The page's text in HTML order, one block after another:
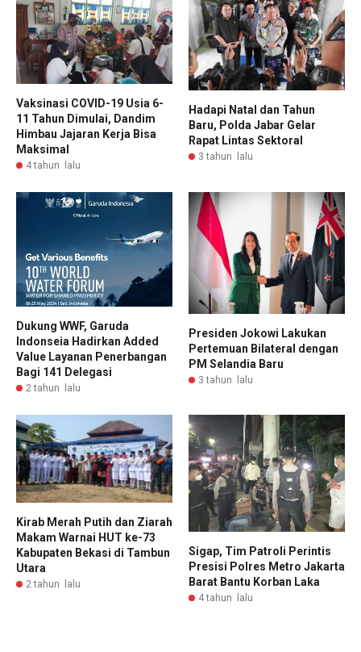
Vaksinasi COVID-19 Usia 6-
11 Tahun Dimulai, Dandim
Himbau Jajaran Kerja Bisa
Maksimal
4 tahun lalu
Hadapi Natal dan Tahun
Baru, Polda Jabar Gelar
Rapat Lintas Sektoral
3 tahun lalu
Dukung WWF, Garuda
Indonseia Hadirkan Added
Value Layanan Penerbangan
Bagi 141 Delegasi
2 tahun lalu
Presiden Jokowi Lakukan
Pertemuan Bilateral dengan
PM Selandia Baru
3 tahun lalu
Kirab Merah Putih dan Ziarah
Makam Warnai HUT ke-73
Kabupaten Bekasi di Tambun
Utara
2 tahun lalu
Sigap, Tim Patroli Perintis
Presisi Polres Metro Jakarta
Barat Bantu Korban Laka
4 tahun lalu